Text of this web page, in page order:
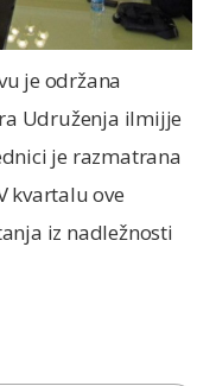
je održana
Udruženja ilmijje
je razmatrana
kvartalu ove
iz nadležnosti